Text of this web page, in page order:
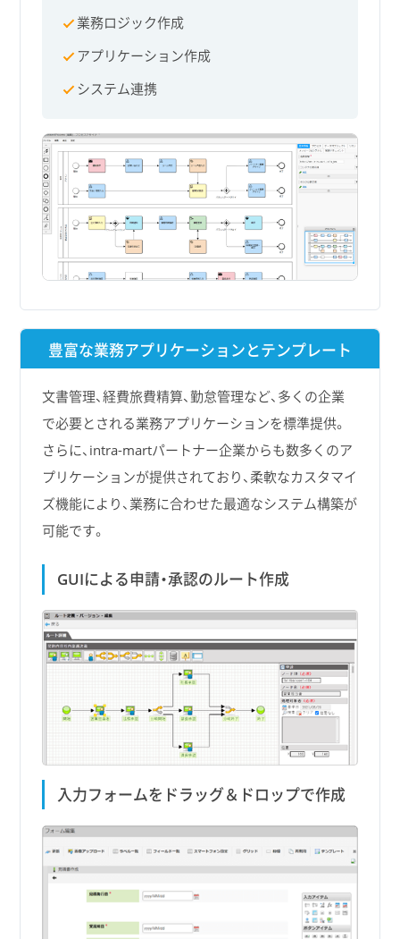
業務ロジック作成
アプリケーション作成
システム連携
豊富な業務アプリケーションとテンプレート
文書管理、経費旅費精算、勤怠管理など、多くの企業
で必要とされる業務アプリケーションを標準提供。
さらに、intra-martパートナー企業からも数多くのア
プリケーションが提供されており、柔軟なカスタマイ
ズ機能により、業務に合わせた最適なシステム構築が
可能です。
GUIによる申請・承認のルート作成
入力フォームをドラッグ＆ドロップで作成